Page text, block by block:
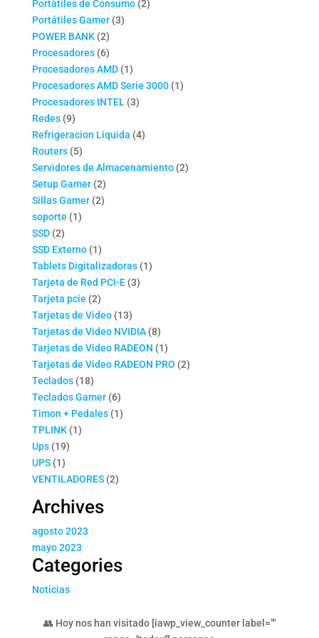
productos
Portátiles de Consumo 22
Portátiles Gamer 33
POWER BANK 22
productos
Procesadores 66
productos
Procesadores AMD 11
producto
Procesadores AMD Serie 3000 11
Procesadores INTEL 33
Redes 99
productos
Refrigeracion Liquida 44
Routers 55
productos
Servidores de Almacenamiento 22
Setup Gamer 22
productos
Sillas Gamer 22
soporte 11
SSD 22
productos
SSD Externo 11
producto
Tablets Digitalizadoras 11
Tarjeta de Red PCI-E 33
Tarjeta pcie 22
productos
Tarjetas de Video 1313
productos
Tarjetas de Video NVIDIA 88
productos
Tarjetas de Video RADEON 11
producto
Tarjetas de Video RADEON PRO 22
Teclados 1818
productos
Teclados Gamer 66
productos
Timon + Pedales 11
TPLINK 11
Ups 1919
UPS 11
producto
VENTILADORES 22
Archives
agosto 2023
mayo 2023
Categories
Noticias
👥 Hoy nos han visitado [iawp_view_counter label=""